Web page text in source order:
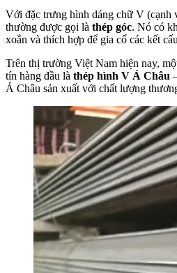
Với đặc trưng hình dáng chữ V (cạnh
thường được gọi là thép góc. Nó có
xoắn và thích hợp để gia cố các kết
Trên thị trường Việt Nam hiện nay,
tín hàng đầu là thép hình V Á Châu
Á Châu sản xuất với chất lượng